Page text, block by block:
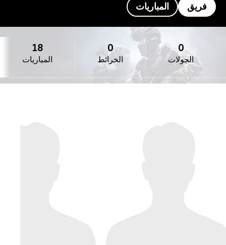
فريق المباريات
الجولات الخرائط
0
المباريات
18